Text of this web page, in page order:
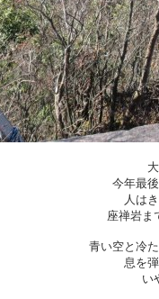
今年最
人は
座禅岩ま
青い空と冷
息を
い